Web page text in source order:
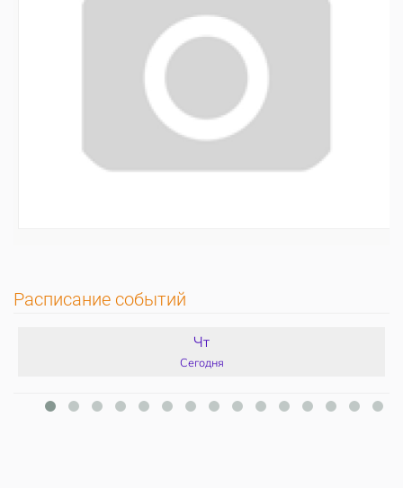
Расписание событий
Чт
Сегодня